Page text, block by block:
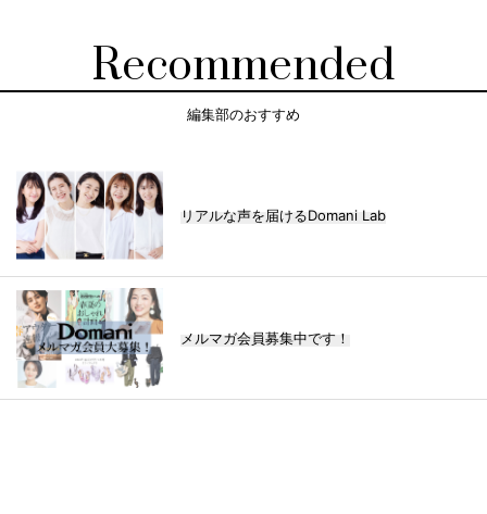
Recommended
編集部のおすすめ
リアルな声を届けるDomani Lab
メルマガ会員募集中です！